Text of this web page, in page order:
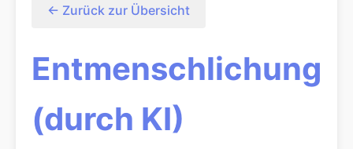
← Zurück zur Übersicht
Entmenschlichung
(durch KI)